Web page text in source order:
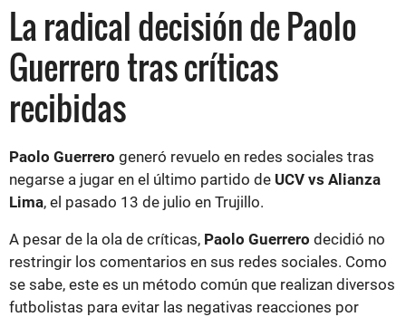
La radical decisión de Paolo
Guerrero tras críticas
recibidas
Paolo Guerrero generó revuelo en redes sociales tras
negarse a jugar en el último partido de UCV vs Alianza
Lima, el pasado 13 de julio en Trujillo.
A pesar de la ola de críticas, Paolo Guerrero decidió no
restringir los comentarios en sus redes sociales. Como
se sabe, este es un método común que realizan diversos
futbolistas para evitar las negativas reacciones por